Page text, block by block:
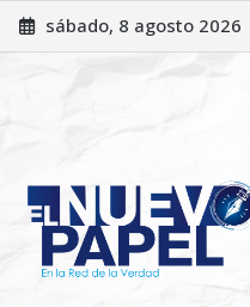
Saltar
al
sábado, 8 agosto 2026